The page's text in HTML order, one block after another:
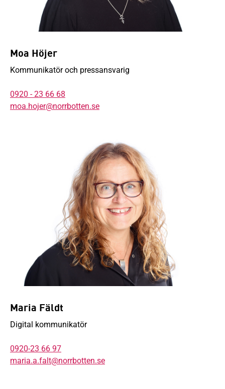
Moa Höjer
Kommunikatör och pressansvarig
0920 - 23 66 68
moa.hojer@norrbotten.se
Maria Fäldt
Digital kommunikatör
0920-23 66 97
maria.a.falt@norrbotten.se